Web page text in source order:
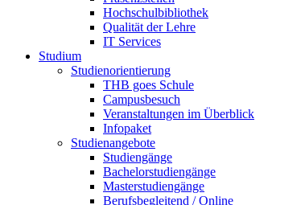
Hochschulbibliothek
Qualität der Lehre
IT Services
Studium
Studienorientierung
THB goes Schule
Campusbesuch
Veranstaltungen im Überblick
Infopaket
Studienangebote
Studiengänge
Bachelorstudiengänge
Masterstudiengänge
Berufsbegleitend / Online